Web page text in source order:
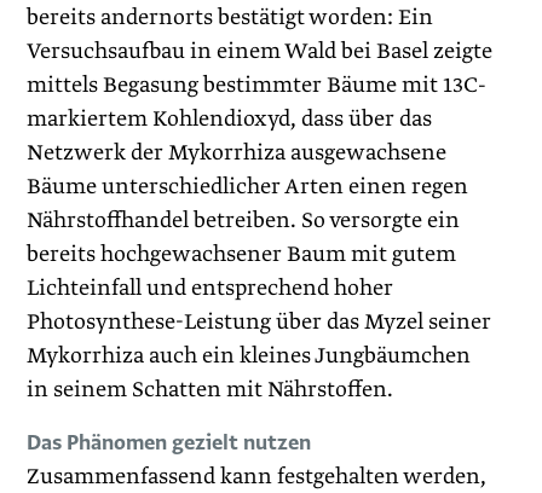
bereits andernorts bestätigt worden: Ein
Versuchsaufbau in einem Wald bei Basel zeigte
mittels Begasung bestimmter Bäume mit 13C-
markiertem Kohlendioxyd, dass über das
Netzwerk der Mykorrhiza ausgewachsene
Bäume unterschiedlicher Arten einen regen
Nährstoffhandel betreiben. So versorgte ein
bereits hochgewachsener Baum mit gutem
Lichteinfall und entsprechend hoher
Photosynthese-Leistung über das Myzel seiner
Mykorrhiza auch ein kleines Jungbäumchen
in seinem Schatten mit Nährstoffen.
Das Phänomen gezielt nutzen
Zusammenfassend kann festgehalten werden,